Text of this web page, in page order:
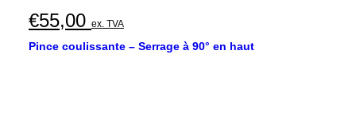
€55,00 ex. TVA
Pince coulissante – Serrage à 90° en haut